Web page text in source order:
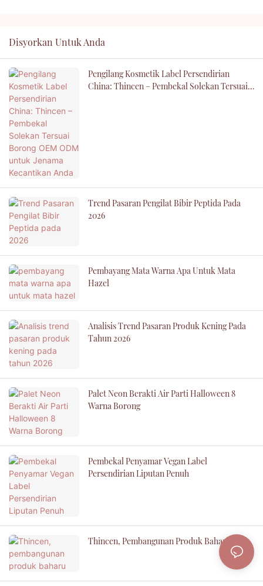
Disyorkan Untuk Anda
Pengilang Kosmetik Label Persendirian
China: Thincen – Pembekal Solekan Tersuai
Trend Pasaran Pengilat Bibir Peptida Pada
2026
Pembayang Mata Warna Apa Untuk Mata
Hazel
Analisis Trend Pasaran Produk Kening Pada
Tahun 2026
Palet Neon Berakti Air Parti Halloween 8
Warna Borong
Pembekal Penyamar Vegan Label
Persendirian Liputan Penuh
Thincen, Pembangunan Produk Baharu